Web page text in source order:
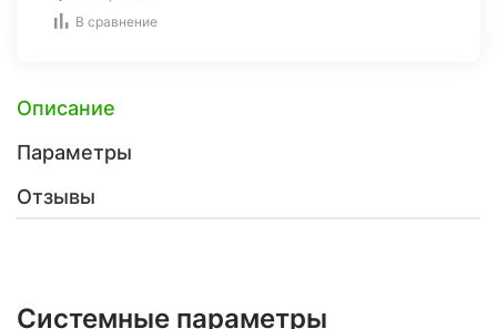
В сравнение
Описание
Параметры
Отзывы
Системные параметры